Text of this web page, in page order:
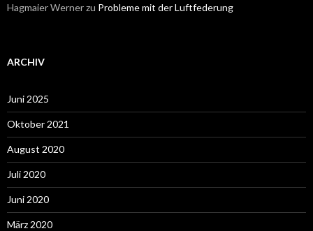
Hagmaier Wernerzu Probleme mit der Luftfederung
ARCHIV
Juni 2025
Oktober 2021
August 2020
Juli 2020
Juni 2020
März 2020